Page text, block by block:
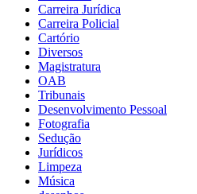
Carreira Jurídica
Carreira Policial
Cartório
Diversos
Magistratura
OAB
Tribunais
Desenvolvimento Pessoal
Fotografia
Sedução
Jurídicos
Limpeza
Música